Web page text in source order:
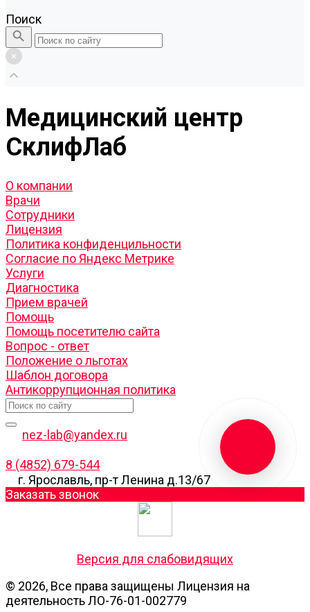
Поиск
Медицинский центр
СклифЛаб
О компании
Врачи
Сотрудники
Лицензия
Политика конфиденцильности
Согласие по Яндекс Метрике
Услуги
Диагностика
Прием врачей
Помощь
Помощь посетителю сайта
Вопрос - ответ
Положение о льготах
Шаблон договора
Антикоррупционная политика
nez-lab@yandex.ru
8 (4852) 679-544
г. Ярославль, пр-т Ленина д.13/67
Заказать звонок
Версия для слабовидящих
© 2026, Все права защищены Лицензия на
деятельность ЛО-76-01-002779